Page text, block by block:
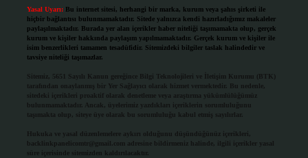
Yasal Uyarı: Bu internet sitesi, herhangi bir marka, kurum veya şahıs şirketi ile
hiçbir bağlantısı bulunmamaktadır. Sitede yalnızca kendi hazırladığımız makaleler
paylaşılmaktadır. Burada yer alan içerikler haber niteliği taşımamakta olup, gerçek
kurum ve kişiler hakkında paylaşım yapılmamaktadır. Gerçek kurum ve kişiler ile
isim benzerlikleri tamamen tesadüfidir. Sitemizdeki bilgiler taslak halindedir ve
tavsiye niteliği taşımazlar.
Sitemiz, 5651 Sayılı Kanun gereğince Bilgi Teknolojileri ve İletişim Kurumu (BTK)
tarafından onaylanmış bir Yer Sağlayıcı olarak hizmet vermektedir. Bu nedenle,
sitedeki içerikleri proaktif olarak denetleme veya araştırma yükümlülüğümüz
bulunmamaktadır. Ancak, üyelerimiz yazdıkları içeriklerin sorumluluğunu
taşımakta olup, siteye üye olarak bu sorumluluğu kabul etmiş sayılırlar.
Hukuka ve yasal düzenlemelere aykırı olduğunu düşündüğünüz içerikleri,
backlinkpanelicomtr@gmail.com adresine bildirmeniz halinde, ilgili içerikler yasal
süre içerisinde sitemizden kaldırılacaktır.